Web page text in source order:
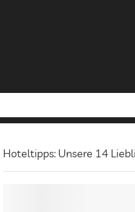
Hoteltipps: Unsere 14